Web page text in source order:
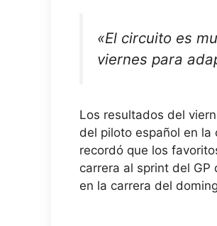
«El circuito es
viernes para
Los resultados del
del piloto español en la
recordó que los
carrera al sprint del
en la carrera del